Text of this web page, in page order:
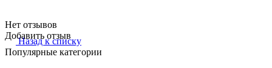
Нет отзывов
Добавить отзыв
Назад к списку
Популярные категории